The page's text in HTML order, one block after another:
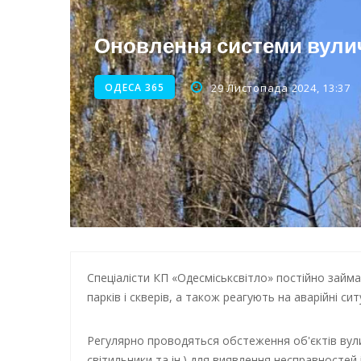
Енергетична підтримка для
Водопостачання в Одесі:
Оновлення системи
ОДЕСА 365 29 Листопада 2024, 13:37
Спеціалісти КП «Одесміськсвітло» постійно
парків і скверів, а також реагують на аварійні
Регулярно проводяться обстеження об'єктів